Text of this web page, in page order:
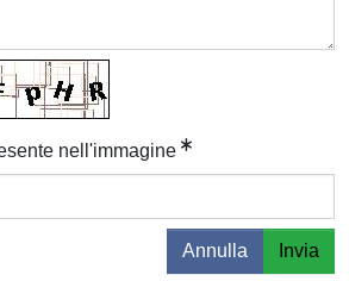
nell'immagine
Annulla Invia